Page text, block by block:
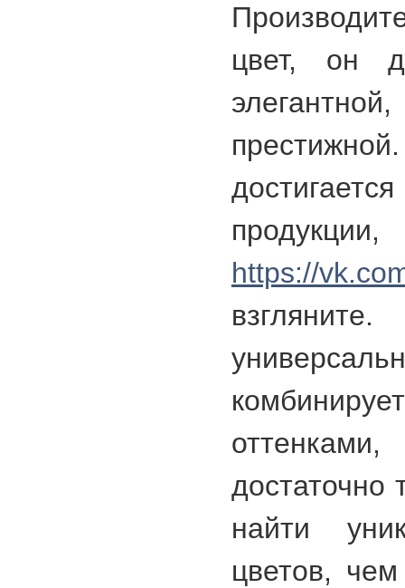
цвет, он
https://
достаточно
найти
цветов,